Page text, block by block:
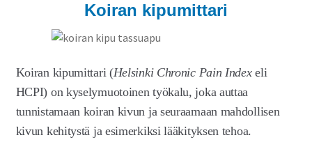
Koiran kipumittari
Koiran kipumittari (Helsinki Chronic Pain Indexeli
HCPI) on kyselymuotoinen työkalu, joka auttaa
tunnistamaan koiran kivun ja seuraamaan mahdollisen
kivun kehitystä ja esimerkiksi lääkityksen tehoa.